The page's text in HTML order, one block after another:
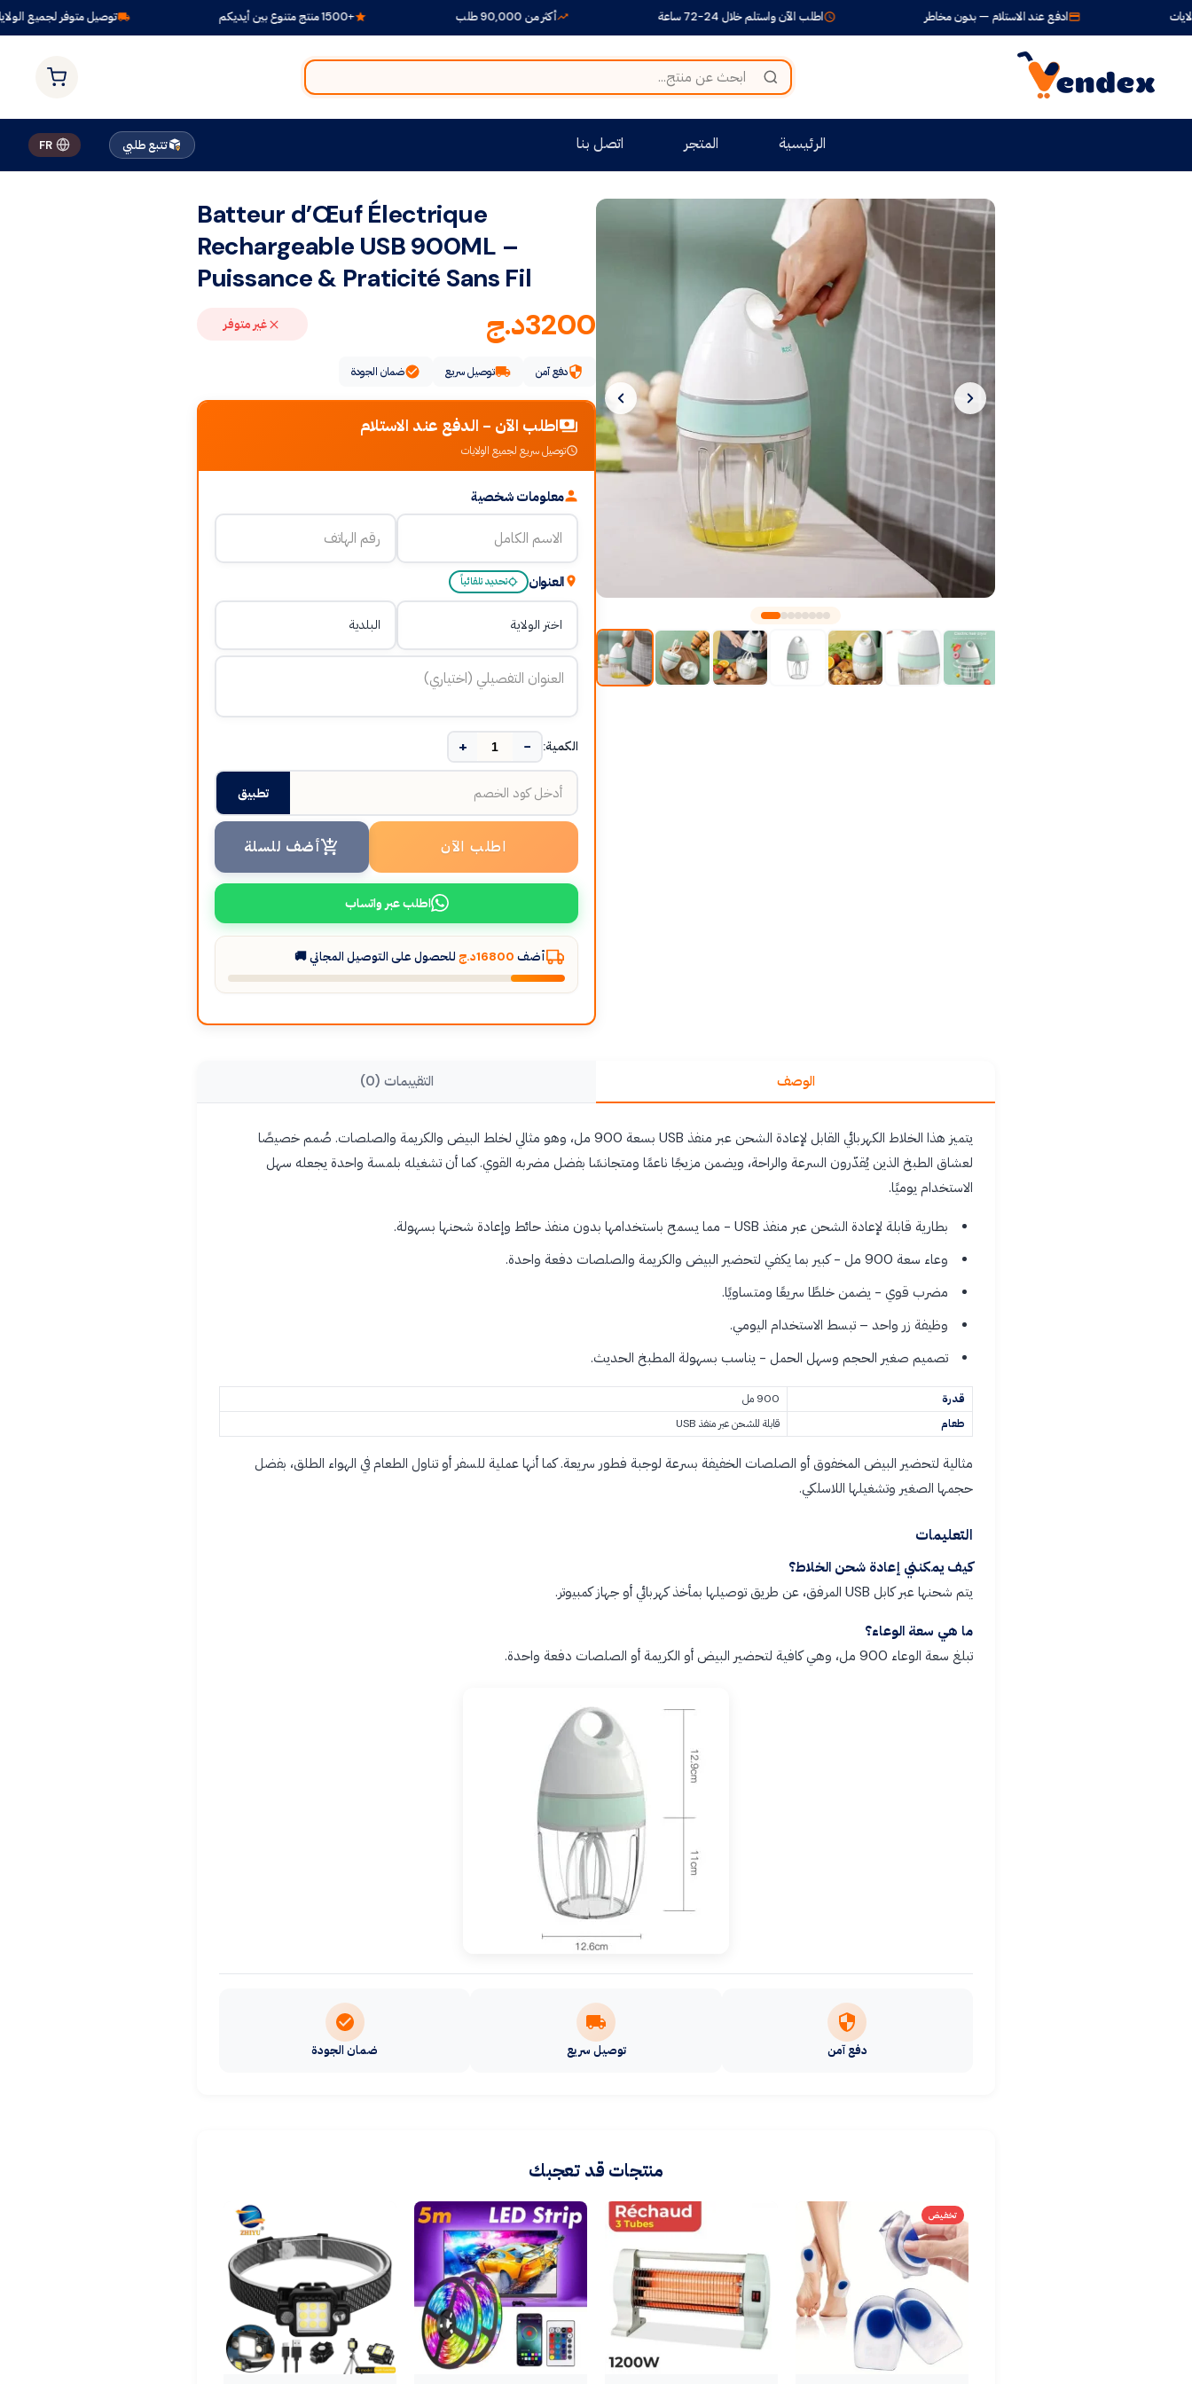
توصيل متوفر لجميع الولايات أكثر من 90,000 طلب اطلب الآن واستلم خلال 24-72 ساعة ادفع عند الاستلام — بدون مخاطر
الرئيسية المتجر اتصل بنا تتبع طلبي FR
Batteur d’Œuf Électrique
Rechargeable USB 900ML –
Puissance & Praticité Sans Fil
3200د.ج غير متوفر
دفع آمن توصيل سريع ضمان الجودة
اطلب الآن - الدفع عند الاستلام
توصيل سريع لجميع الولايات
معلومات شخصية
العنوان تحديد تلقائياً
الكمية: −
+
تطبيق
اطلب الآن أضف للسلة
اطلب عبر واتساب
أضف 16800د.ج للحصول على التوصيل المجاني 🚚
الوصف التقييمات (0)
يتميز هذا الخلاط الكهربائي القابل لإعادة الشحن عبر منفذ USB بسعة 900 مل، وهو مثالي لخلط البيض والكريمة والصلصات. صُمم خصيصًا
لعشاق الطبخ الذين يُقدّرون السرعة والراحة، ويضمن مزيجًا ناعمًا ومتجانسًا بفضل مضربه القوي. كما أن تشغيله بلمسة واحدة يجعله سهل
الاستخدام يوميًا.
بطارية قابلة لإعادة الشحن عبر منفذ USB - مما يسمح باستخدامها بدون منفذ حائط وإعادة شحنها بسهولة.
وعاء سعة 900 مل - كبير بما يكفي لتحضير البيض والكريمة والصلصات دفعة واحدة.
مضرب قوي - يضمن خلطًا سريعًا ومتساويًا.
وظيفة زر واحد – تبسط الاستخدام اليومي.
تصميم صغير الحجم وسهل الحمل - يناسب بسهولة المطبخ الحديث.
قدرة
900 مل
طعام
قابلة للشحن عبر منفذ USB
مثالية لتحضير البيض المخفوق أو الصلصات الخفيفة بسرعة لوجبة فطور سريعة. كما أنها عملية للسفر أو تناول الطعام في الهواء الطلق، بفضل
حجمها الصغير وتشغيلها اللاسلكي.
التعليمات
كيف يمكنني إعادة شحن الخلاط؟
يتم شحنها عبر كابل USB المرفق، عن طريق توصيلها بمأخذ كهربائي أو جهاز كمبيوتر.
ما هي سعة الوعاء؟
تبلغ سعة الوعاء 900 مل، وهي كافية لتحضير البيض أو الكريمة أو الصلصات دفعة واحدة.
دفع آمن توصيل سريع ضمان الجودة
منتجات قد تعجبك
تخفيض